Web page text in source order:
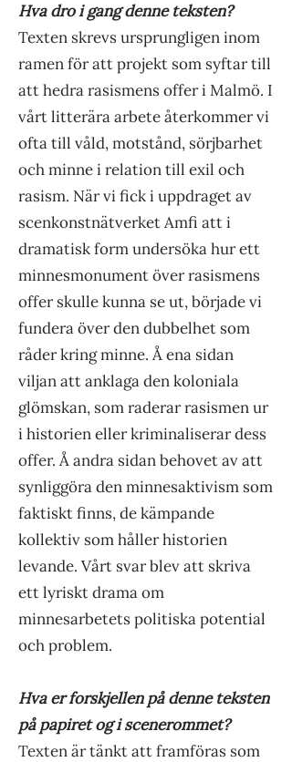
Hva dro i gang denne teksten?
Texten skrevs ursprungligen inom
ramen för att projekt som syftar till
att hedra rasismens offer i Malmö. I
vårt litterära arbete återkommer vi
ofta till våld, motstånd, sörjbarhet
och minne i relation till exil och
rasism. När vi fick i uppdraget av
scenkonstnätverket Amfi att i
dramatisk form undersöka hur ett
minnesmonument över rasismens
offer skulle kunna se ut, började vi
fundera över den dubbelhet som
råder kring minne. Å ena sidan
viljan att anklaga den koloniala
glömskan, som raderar rasismen ur
i historien eller kriminaliserar dess
offer. Å andra sidan behovet av att
synliggöra den minnesaktivism som
faktiskt finns, de kämpande
kollektiv som håller historien
levande. Vårt svar blev att skriva
ett lyriskt drama om
minnesarbetets politiska potential
och problem.
Hva er forskjellen på denne teksten
på papiret og i scenerommet?
Texten är tänkt att framföras som